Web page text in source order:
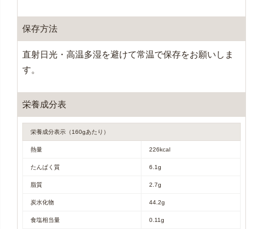
保存方法
直射日光・高温多湿を避けて常温で保存をお願いしま
す。
栄養成分表
栄養成分表示（160gあたり）
熱量 226kcal
たんぱく質 6.1g
脂質 2.7g
炭水化物 44.2g
食塩相当量 0.11g